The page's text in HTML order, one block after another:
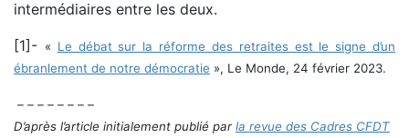
intermédiaires entre les deux.
[1]- « Le débat sur la réforme des retraites est le signe d’un
ébranlement de notre démocratie », Le Monde, 24 février 2023.
– – – – – – – –
D’après l’article initialement publié parla revue des Cadres CFDT